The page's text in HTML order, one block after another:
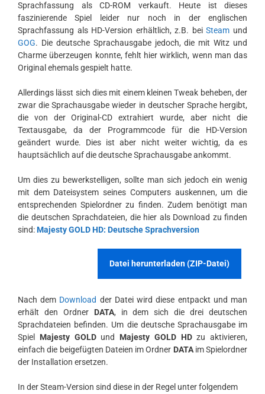
Sprachfassung als CD-ROM verkauft. Heute ist dieses
faszinierende Spiel leider nur noch in der englischen
Sprachfassung als HD-Version erhältlich, z.B. beiSteam und
GOG. Die deutsche Sprachausgabe jedoch, die mit Witz und
Charme überzeugen konnte, fehlt hier wirklich, wenn man das
Original ehemals gespielt hatte.
Allerdings lässt sich dies mit einem kleinen Tweak beheben, der
zwar die Sprachausgabe wieder in deutscher Sprache hergibt,
die von der Original-CD extrahiert wurde, aber nicht die
Textausgabe, da der Programmcode für die HD-Version
geändert wurde. Dies ist aber nicht weiter wichtig, da es
hauptsächlich auf die deutsche Sprachausgabe ankommt.
Um dies zu bewerkstelligen, sollte man sich jedoch ein wenig
mit dem Dateisystem seines Computers auskennen, um die
entsprechenden Spielordner zu finden. Zudem benötigt man
die deutschen Sprachdateien, die hier als Download zu finden
sind:Majesty GOLD HD: Deutsche Sprachversion
Datei herunterladen (ZIP-Datei)
Nach dem Download der Datei wird diese entpackt und man
erhält den Ordner DATA, in dem sich die drei deutschen
Sprachdateien befinden. Um die deutsche Sprachausgabe im
Spiel Majesty GOLDund Majesty GOLD HDzu aktivieren,
einfach die beigefügten Dateien im Ordner DATAim Spielordner
der Installation ersetzen.
In der Steam-Version sind diese in der Regel unter folgendem